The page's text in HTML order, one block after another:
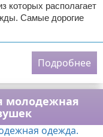
которых располагает
Самые дорогие
Подробнее
молодежная